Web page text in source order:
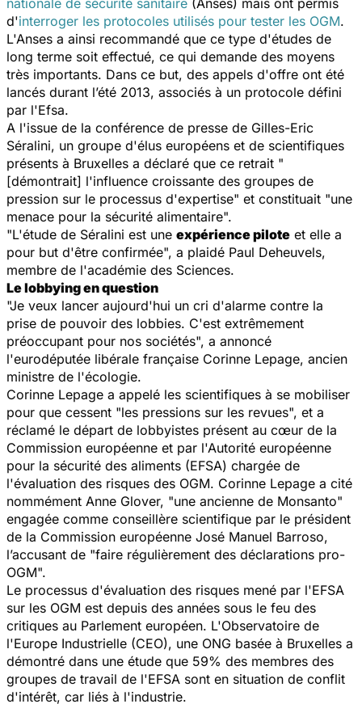
d'interroger les protocoles utilisés pour tester les OGM.
L'Anses a ainsi recommandé que ce type d'études de
long terme soit effectué, ce qui demande des moyens
très importants. Dans ce but, des appels d'offre ont été
lancés durant l’été 2013, associés à un protocole défini
par l'Efsa.
A l'issue de la conférence de presse de Gilles-Eric
Séralini, un groupe d'élus européens et de scientifiques
présents à Bruxelles a déclaré que ce retrait "
[démontrait] l'influence croissante des groupes de
pression sur le processus d'expertise" et constituait "une
menace pour la sécurité alimentaire".
"L'étude de Séralini est une expérience pilote et elle a
pour but d'être confirmée", a plaidé Paul Deheuvels,
membre de l'académie des Sciences.
Le lobbying en question
"Je veux lancer aujourd'hui un cri d'alarme contre la
prise de pouvoir des lobbies. C'est extrêmement
préoccupant pour nos sociétés", a annoncé
l'eurodéputée libérale française Corinne Lepage, ancien
ministre de l'écologie.
Corinne Lepage a appelé les scientifiques à se mobiliser
pour que cessent "les pressions sur les revues", et a
réclamé le départ de lobbyistes présent au cœur de la
Commission européenne et par l'Autorité européenne
pour la sécurité des aliments (EFSA) chargée de
l'évaluation des risques des OGM. Corinne Lepage a cité
nommément Anne Glover, "une ancienne de Monsanto"
engagée comme conseillère scientifique par le président
de la Commission européenne José Manuel Barroso,
l’accusant de "faire régulièrement des déclarations pro-
OGM".
Le processus d'évaluation des risques mené par l'EFSA
sur les OGM est depuis des années sous le feu des
critiques au Parlement européen. L'Observatoire de
l'Europe Industrielle (CEO), une ONG basée à Bruxelles a
démontré dans une étude que 59% des membres des
groupes de travail de l'EFSA sont en situation de conflit
d'intérêt, car liés à l'industrie.